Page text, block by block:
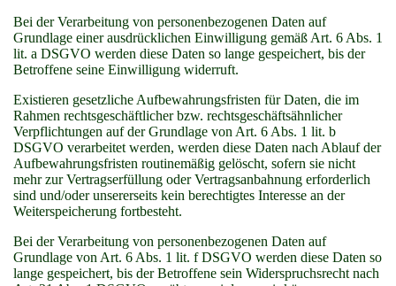
Bei der Verarbeitung von personenbezogenen Daten auf
Grundlage einer ausdrücklichen Einwilligung gemäß Art. 6 Abs. 1
lit. a DSGVO werden diese Daten so lange gespeichert, bis der
Betroffene seine Einwilligung widerruft.
Existieren gesetzliche Aufbewahrungsfristen für Daten, die im
Rahmen rechtsgeschäftlicher bzw. rechtsgeschäftsähnlicher
Verpflichtungen auf der Grundlage von Art. 6 Abs. 1 lit. b
DSGVO verarbeitet werden, werden diese Daten nach Ablauf der
Aufbewahrungsfristen routinemäßig gelöscht, sofern sie nicht
mehr zur Vertragserfüllung oder Vertragsanbahnung erforderlich
sind und/oder unsererseits kein berechtigtes Interesse an der
Weiterspeicherung fortbesteht.
Bei der Verarbeitung von personenbezogenen Daten auf
Grundlage von Art. 6 Abs. 1 lit. f DSGVO werden diese Daten so
lange gespeichert, bis der Betroffene sein Widerspruchsrecht nach